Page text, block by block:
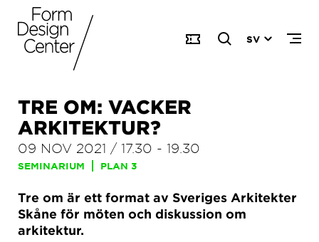
SV
TRE OM: VACKER
ARKITEKTUR?
09 NOV 2021 / 17.30 - 19.30
SEMINARIUM PLAN 3
Tre om är ett format av Sveriges Arkitekter
Skåne för möten och diskussion om
arkitektur.